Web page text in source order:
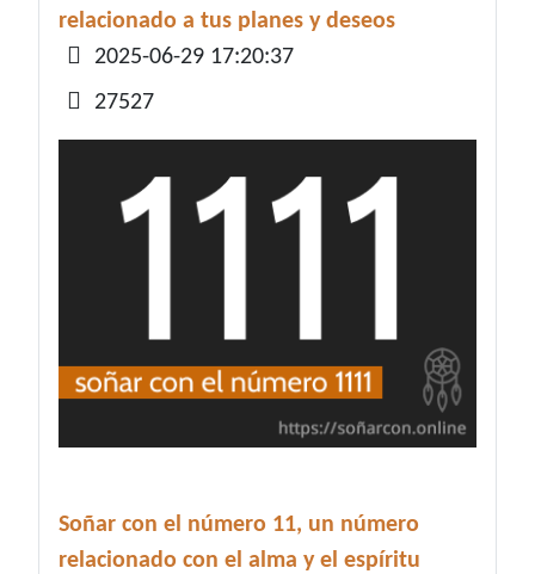
relacionado a tus planes y deseos
Detalles
2025-06-29 17:20:37
27527
Soñar con el número 11, un número
relacionado con el alma y el espíritu